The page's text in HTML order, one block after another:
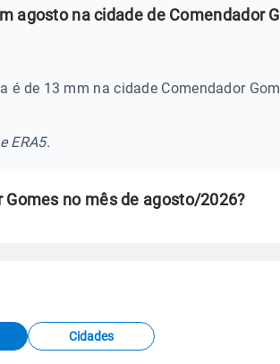
agosto na cidade de Comendador
é de 13 mm na cidade Comendador
ERA5.
no mês de agosto/2026?
Cidades